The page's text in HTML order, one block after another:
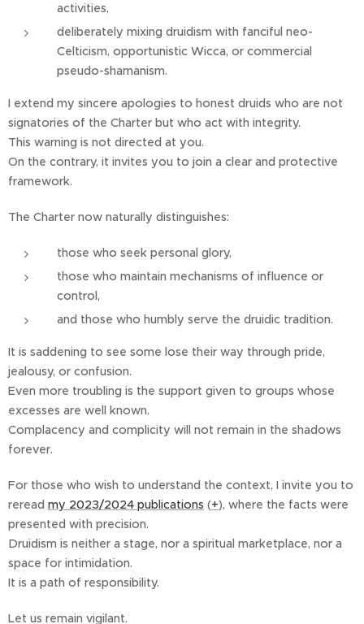
activities,
deliberately mixing druidism with fanciful neo-
Celticism, opportunistic Wicca, or commercial
pseudo-shamanism.
I extend my sincere apologies to honest druids who are not
signatories of the Charter but who act with integrity.
This warning is not directed at you.
On the contrary, it invites you to join a clear and protective
framework.
The Charter now naturally distinguishes:
those who seek personal glory,
those who maintain mechanisms of influence or
control,
and those who humbly serve the druidic tradition.
It is saddening to see some lose their way through pride,
jealousy, or confusion.
Even more troubling is the support given to groups whose
excesses are well known.
Complacency and complicity will not remain in the shadows
forever.
For those who wish to understand the context, I invite you to
reread my 2023/2024 publications (+), where the facts were
presented with precision.
Druidism is neither a stage, nor a spiritual marketplace, nor a
space for intimidation.
It is a path of responsibility.
Let us remain vigilant.